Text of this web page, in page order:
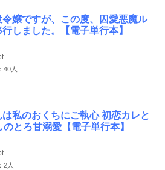
令嬢ですが、この度、囚愛悪魔ル
しました。【電子単行本】
40人
は私のおくちにご執心 初恋カレと
のとろ甘溺愛【電子単行本】
2人